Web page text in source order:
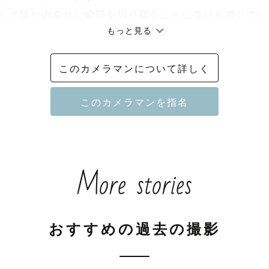
分の写真でたくさんの笑顔と出会いたいと思い、
動物大好き人間です！！
を形に残すお手伝い◯
りや七五三などの人生の特別な瞬間から、 デートや
もっと見る
このカメラマンについて詳しく
More stories
おすすめの過去の撮影